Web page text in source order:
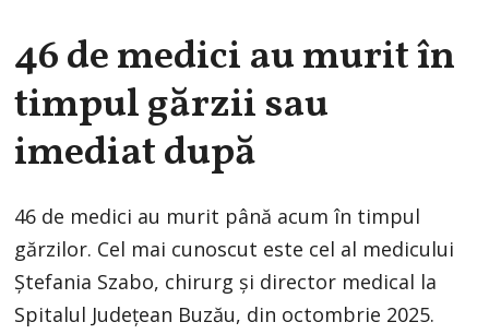
46 de medici au murit în
timpul gărzii sau
imediat după
46 de medici au murit până acum în timpul
gărzilor. Cel mai cunoscut este cel al medicului
Ștefania Szabo, chirurg și director medical la
Spitalul Județean Buzău, din octombrie 2025.